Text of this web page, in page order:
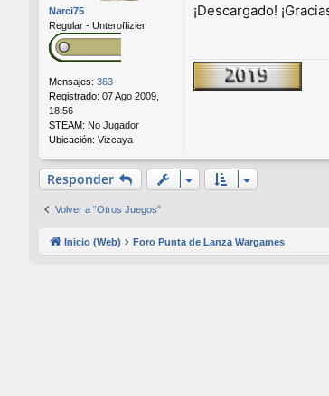
Narci75
Regular - Unteroffizier
Mensajes: 363
Registrado: 07 Ago 2009,
18:56
STEAM: No Jugador
Ubicación: Vizcaya
n
e
¡Descargado!
Responder
Volver a “Otros Juegos”
Inicio (Web) Foro Punta de Lanza Wargames